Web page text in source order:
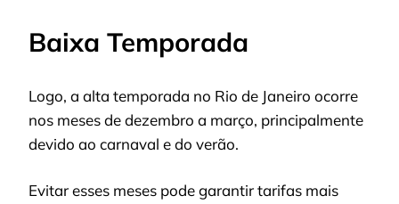
Baixa Temporada
Logo, a alta temporada no Rio de Janeiro ocorre
nos meses de dezembro a março, principalmente
devido ao carnaval e do verão.
Evitar esses meses pode garantir tarifas mais